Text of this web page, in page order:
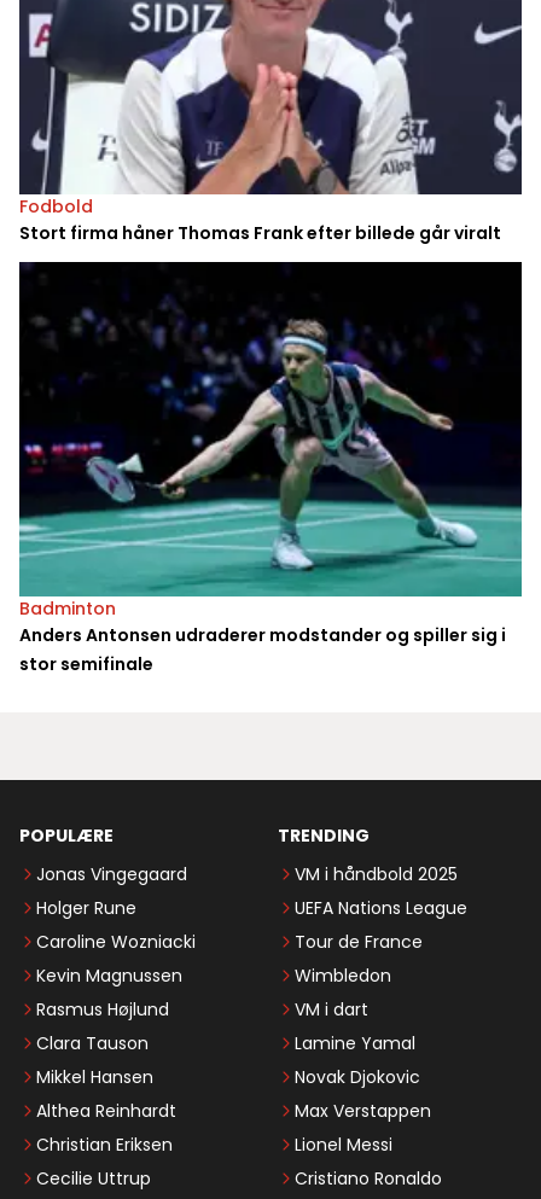
Fodbold
Stort firma håner Thomas Frank efter billede går viralt
Badminton
Anders Antonsen udraderer modstander og spiller sig i
stor semifinale
POPULÆRE
Jonas Vingegaard
Holger Rune
Caroline Wozniacki
Kevin Magnussen
Rasmus Højlund
Clara Tauson
Mikkel Hansen
Althea Reinhardt
Christian Eriksen
Cecilie Uttrup
TRENDING
VM i håndbold 2025
UEFA Nations League
Tour de France
Wimbledon
VM i dart
Lamine Yamal
Novak Djokovic
Max Verstappen
Lionel Messi
Cristiano Ronaldo